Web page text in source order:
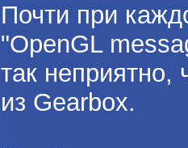
Почти при
"OpenGL
так неприятно,
из Gearbox.